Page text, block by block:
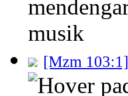
[Mzm 103:1]